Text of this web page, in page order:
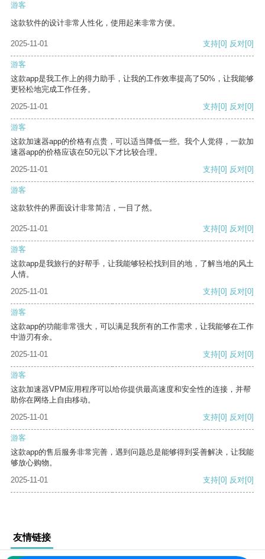
游客
这款软件的设计非常人性化，使用起来非常方便。
2025-11-01 支持[0] 反对[0]
游客
这款app是我工作上的得力助手，让我的工作效率提高了50%，让我能够
更轻松地完成工作任务。
2025-11-01
支持[0] 反对[0]
游客
这款加速器app的价格有点贵，可以适当降低一些。我个人觉得，一款加
速器app的价格应该在50元以下才比较合理。
2025-11-01
支持[0] 反对[0]
游客
这款软件的界面设计非常简洁，一目了然。
2025-11-01 支持[0] 反对[0]
游客
这款app是我旅行的好帮手，让我能够轻松找到目的地，了解当地的风土
人情。
2025-11-01
支持[0] 反对[0]
游客
这款app的功能非常强大，可以满足我所有的工作需求，让我能够在工作
中游刃有余。
2025-11-01
支持[0] 反对[0]
游客
这款加速器VPM应用程序可以给你提供最高速度和安全性的连接，并帮
助你在网络上自由移动。
2025-11-01
支持[0] 反对[0]
游客
这款app的售后服务非常完善，遇到问题总是能够得到妥善解决，让我能
够放心购物。
2025-11-01
支持[0] 反对[0]
友情链接